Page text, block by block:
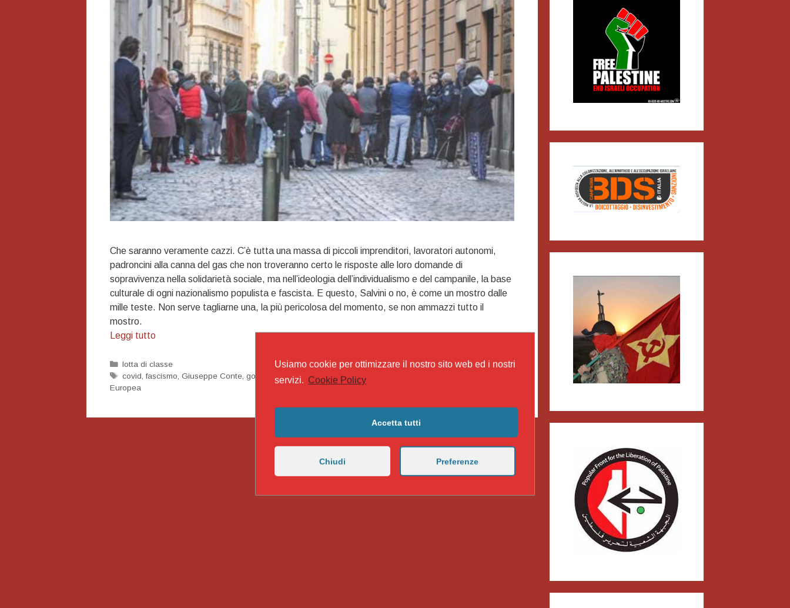
Che saranno veramente cazzi. C’è tutta una massa di piccoli imprenditori, lavoratori autonomi,
padroncini alla canna del gas che non troveranno certo le risposte alle loro domande di
sopravivenza nella solidarietà sociale, ma nell’ideologia dell’individualismo e del campanile, la base
culturale di ogni nazionalismo populista e fascista. E questo, Salvini o no, è come un mostro dalle
mille teste. Non serve tagliarne una, la più pericolosa del momento, se non ammazzi tutto il
mostro.
Leggi tuttoChe
dall’autunno
in
Categorie
lotta di classe
Tag
covid,fascismo,Giuseppe Conte,governo giallo-rosa, Lamorgese,miseria
Europea
Usiamo cookie per ottimizzare il nostro sito web ed i nostri
servizi. Cookie Policy
Accetta tutti
Chiudi Preferenze